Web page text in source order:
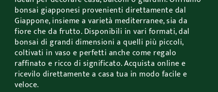
bonsai giapponesi provenienti direttamente dal
Giappone, insieme a varietà mediterranee, sia da
fiore che da frutto. Disponibili in vari formati, dal
bonsai di grandi dimensioni a quelli più piccoli,
coltivati in vaso e perfetti anche come regalo
raffinato e ricco di significato. Acquista online e
ricevilo direttamente a casa tua in modo facile e
veloce.